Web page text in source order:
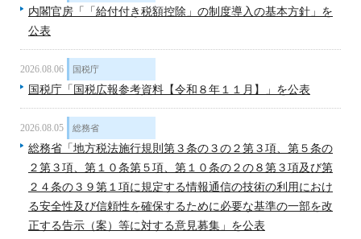
内閣官房「「給付付き税額控除」の制度導入の基本方針」を
公表
2026.08.06 国税庁
国税庁「国税広報参考資料【令和８年１１月】」を公表
2026.08.05 総務省
総務省「地方税法施行規則第３条の３の２第３項、第５条の
２第３項、第１０条第５項、第１０条の２の８第３項及び第
２４条の３９第１項に規定する情報通信の技術の利用におけ
る安全性及び信頼性を確保するために必要な基準の一部を改
正する告示（案）等に対する意見募集」を公表